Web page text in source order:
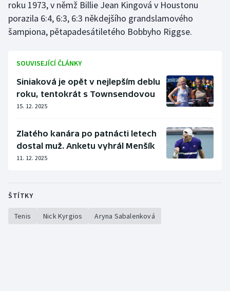
Plavání
Rychlobruslení
Short track
Stolní tenis
Triatlon
roku 1973, v němž Billie Jean Kingová v Houstonu
porazila 6:4, 6:3, 6:3 někdejšího grandslamového
šampiona, pětapadesátiletého Bobbyho Riggse.
SOUVISEJÍCÍ ČLÁNKY
Siniaková je opět v nejlepším deblu
roku, tentokrát s Townsendovou
15. 12. 2025
Zlatého kanára po patnácti letech
dostal muž. Anketu vyhrál Menšík
11. 12. 2025
ŠTÍTKY
Tenis Nick Kyrgios Aryna Sabalenková